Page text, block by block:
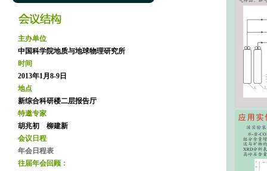
主办单位
中国科学院地质与地球物理研究所
时间
2013年1月8-9日
地点
新综合科研楼二层报告厅
特邀专家
胡兆初 柳建新
会议日程
年会日程表
往届年会回顾：